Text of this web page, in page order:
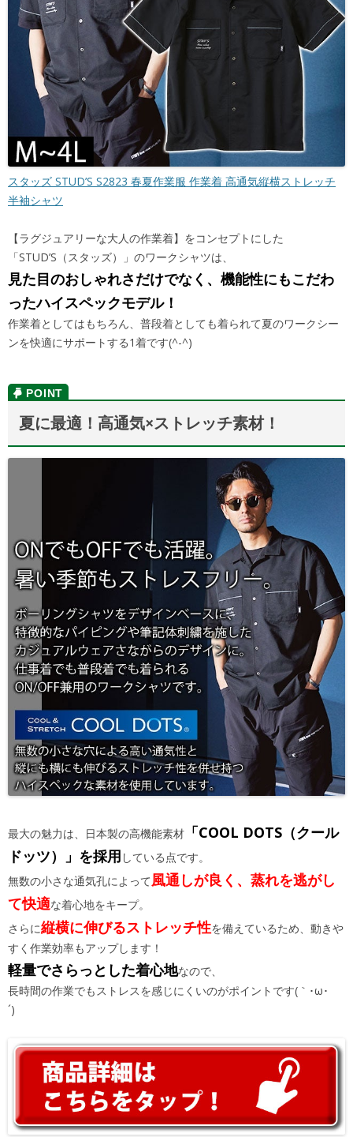
スタッズ STUD’S S2823 春夏作業服 作業着 高通気縦横ストレッチ
半袖シャツ
【ラグジュアリーな大人の作業着】をコンセプトにした
「STUD’S（スタッズ）」のワークシャツは、
見た目のおしゃれさだけでなく、機能性にもこだわ
ったハイスペックモデル！
作業着としてはもちろん、普段着としても着られて夏のワークシー
ンを快適にサポートする1着です(^-^)
夏に最適！高通気×ストレッチ素材！
最大の魅力は、日本製の高機能素材 「COOL DOTS（クール
ドッツ）」を採用 している点です。
無数の小さな通気孔によって風通しが良く、蒸れを逃がし
て快適な着心地をキープ。
さらに縦横に伸びるストレッチ性を備えているため、動きや
すく作業効率もアップします！
軽量でさらっとした着心地なので、
長時間の作業でもストレスを感じにくいのがポイントです(｀･ω･
´)ゞ